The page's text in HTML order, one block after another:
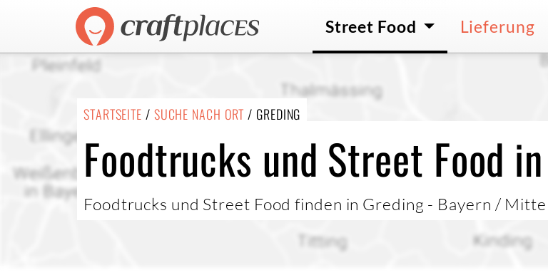
Street Food Lieferung
STARTSEITE / SUCHE NACH ORT / GREDING
Foodtrucks und Street Food
Foodtrucks und Street Food finden in Greding - Bayern /